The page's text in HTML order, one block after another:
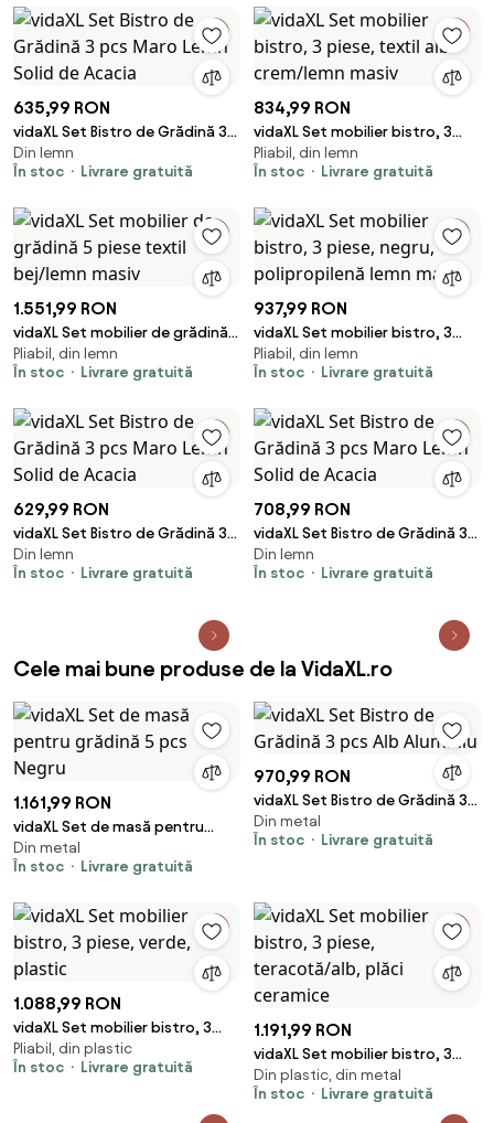
635,99 RON
vidaXL Set Bistro de Grădină 3
pcs Maro Lemn Solid de Acacia
Din lemn
În stoc
Livrare gratuită
834,99 RON
vidaXL Set mobilier bistro, 3
piese, textil alb crem/lemn
masiv
Pliabil, din lemn
În stoc
Livrare gratuită
1.551,99 RON
vidaXL Set mobilier de grădină 5
piese textil bej/lemn masiv
Pliabil, din lemn
În stoc
Livrare gratuită
937,99 RON
vidaXL Set mobilier bistro, 3
piese, negru, polipropilenă
lemn masiv
Pliabil, din lemn
În stoc
Livrare gratuită
629,99 RON
vidaXL Set Bistro de Grădină 3
pcs Maro Lemn Solid de Acacia
Din lemn
În stoc
Livrare gratuită
708,99 RON
vidaXL Set Bistro de Grădină 3
pcs Maro Lemn Solid de Acacia
Din lemn
În stoc
Livrare gratuită
Cele mai bune produse de la VidaXL.ro
1.161,99 RON
vidaXL Set de masă pentru
grădină 5 pcs Negru
Din metal
În stoc
Livrare gratuită
970,99 RON
vidaXL Set Bistro de Grădină 3
pcs Alb Aluminiu
Din metal
În stoc
Livrare gratuită
1.088,99 RON
vidaXL Set mobilier bistro, 3
piese, verde, plastic
Pliabil, din plastic
În stoc
Livrare gratuită
1.191,99 RON
vidaXL Set mobilier bistro, 3
piese, teracotă/alb, plăci
ceramice
Din plastic, din metal
În stoc
Livrare gratuită